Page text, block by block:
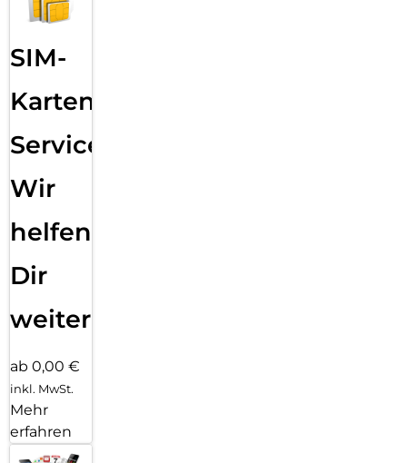
SIM-
Karten
Service:
Wir
helfen
Dir
weiter
ab 0,00 €
inkl. MwSt.
Mehr
erfahren